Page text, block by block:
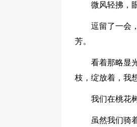
微风轻拂，
逗留了一会
芳。
看着那略显
枝，绽放着，我
我们在桃花
虽然我们骑